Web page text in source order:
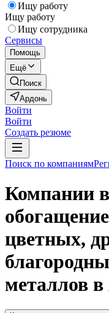
Ищу работу
Ищу работу
Ищу сотрудника
Сервисы
Помощь
Ещё
Поиск
Ардонь
Войти
Войти
Создать резюме
Поиск по компаниям
Компании
цветных,
металлов